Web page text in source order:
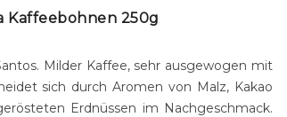
Kaffeebohnen 250g
Milder Kaffee,sehr ausgewogen mit
sich durch Aromen von Malz, Kakao
Erdnüssen im Nachgeschmack.